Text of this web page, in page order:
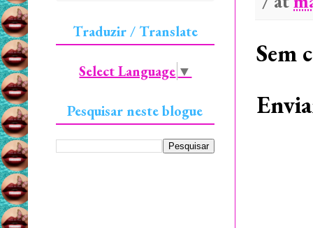
Sem
Traduzir / Translate
Select Language ▼
Pesquisar neste blogue